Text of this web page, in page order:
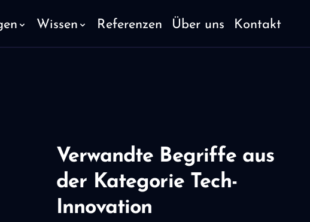
Wissen Referenzen Über uns Kontakt
Verwandte Begriffe aus
der Kategorie Tech-
Innovation